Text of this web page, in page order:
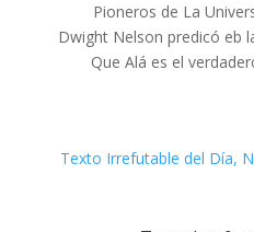
Pioneros de La
Dwight Nelson predicó eb
Que Alá es el